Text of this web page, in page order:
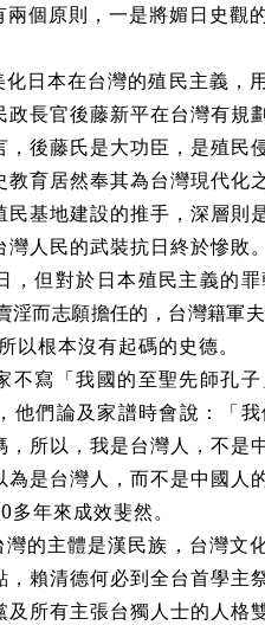
個原則，一是將媚日史觀
日本在台灣的殖民主義，
長官後藤新平在台灣有規
後藤氏是大功臣，是殖民
育居然奉其為台灣現代化
基地建設的推手，深層則
人民的武裝抗日終於慘敗。
，但對於日本殖民主義的
淫而志願擔任的，台灣籍軍
以根本沒有起碼的史德。
不寫「我國的至聖先師孔
他們論及家譜時會說：「
所以，我是台灣人，不是
是台灣人，而不是中國人
年來成效斐然。
的主體是漢民族，台灣文
賴清德何必到全台首學主
及所有主張台獨人士的人